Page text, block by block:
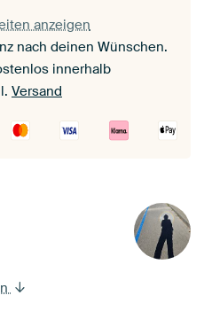
anzeigen
nach deinen Wünschen.
innerhalb
Versand